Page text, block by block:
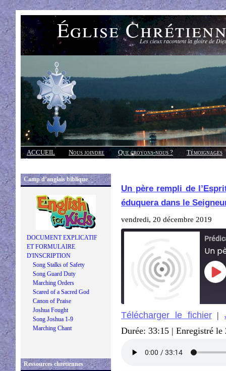
Église Les cieux racontent la gloire de
ACCUEIL Nous joindre Que croyons-nous ?
Témoignages
Réponses
Camp d’anglais biblique
DOCUMENT EXPLICATIF
ET FORMULAIRE
D'INSCRIPTION
Song Stalks of Safety
Song Guard Duty
Marching Orders
Scared of a Sacred God
Canon of Praise
Joshua Fought
Song Joshua 1-9
Marching Chant
Ressources chrétiennes
Un père rempli de
éduquera dans le
vendredi, 20 décembre 2019
RSS FEED
Télécharger le fichier|
Durée: 33:15 | Enregistré le